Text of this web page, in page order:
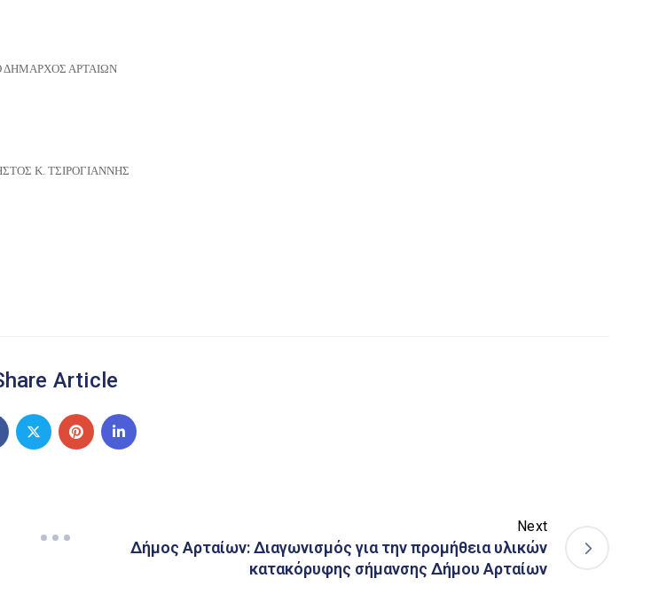
ΔΗΜΑΡΧΟΣ ΑΡΤΑΙΩΝ
Κ. ΤΣΙΡΟΓΙΑΝΝΗΣ
Article
Next
Δήμος Αρταίων: Διαγωνισμός για την προμήθεια υλικών
κατακόρυφης σήμανσης Δήμου Αρταίων